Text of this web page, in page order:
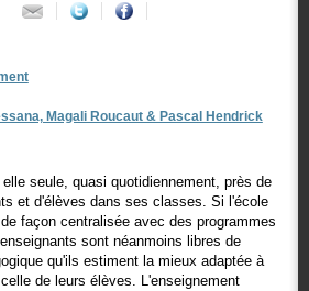
Magali Roucaut & Pascal Hendrick
elle seule, quasi quotidiennement, près de
et d'élèves dans ses classes. Si l'école
façon centralisée avec des programmes
sont néanmoins libres de
qu'ils estiment la mieux adaptée à
de leurs élèves. L'enseignement